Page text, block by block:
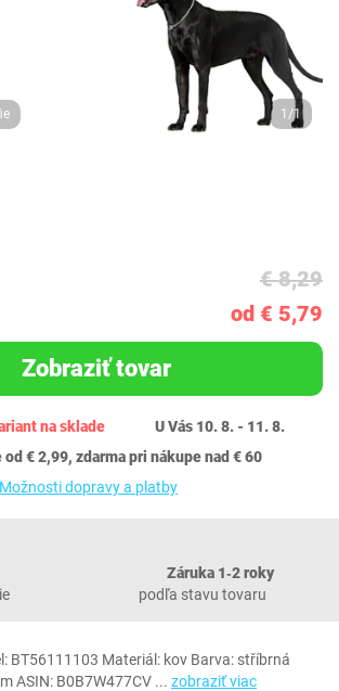
1/1
€ 8,29
od € 5,79
Zobraziť tovar
na sklade
U Vás 10. 8. - 11. 8.
od € 2,99, zdarma pri nákupe nad € 60
Možnosti dopravy a platby
Záruka 1‐2 roky
podľa stavu tovaru
BT56111103 Materiál: kov Barva: stříbrná
ASIN: B0B7W477CV ... zobraziť viac